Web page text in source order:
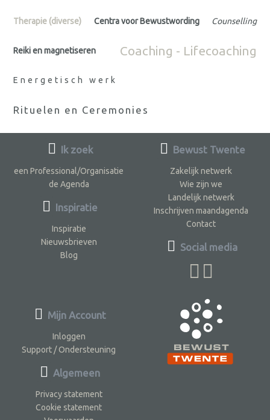
Therapie (diverse) Centra voor Bewustwording Counselling
Reiki en magnetiseren Coaching - Lifecoaching
Energetisch werk
Rituelen en Ceremonies
Ik zoek
een Professional/Organisatie
de Agenda
Inspiratie
Inspiratie
Nieuwsbrieven
Blog
Bewust Twente
Zakelijk netwerk
Wie zijn we
Landelijk netwerk
Inschrijven maandagenda
Contact
Social media
Mijn Account
Inloggen
Support / Ondersteuning
Algemeen
Privacy statement
Cookie statement